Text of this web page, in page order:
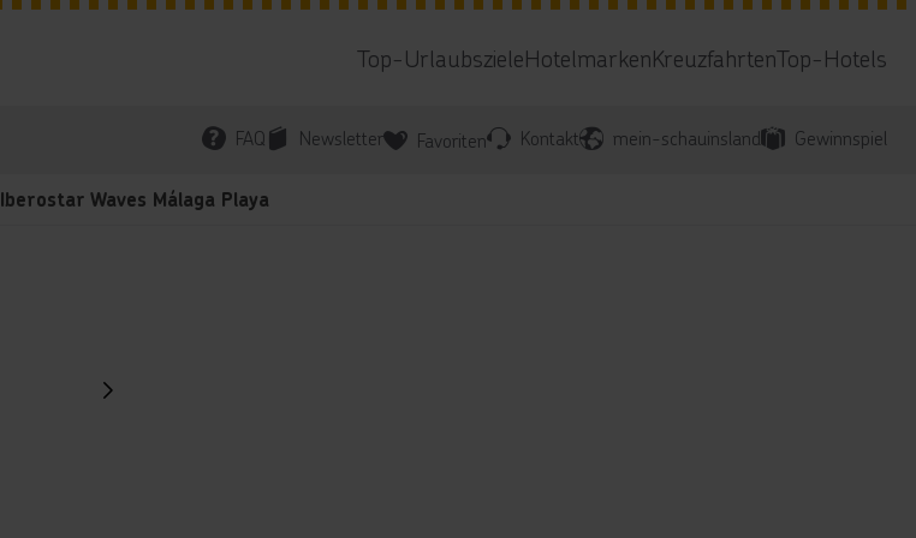
Top-UrlaubszieleHotelmarkenKreuzfahrtenTop-Hotels
FAQ Newsletter Favoriten Kontakt mein-schauinsland Gewinnspiel
Iberostar Waves Málaga Playa